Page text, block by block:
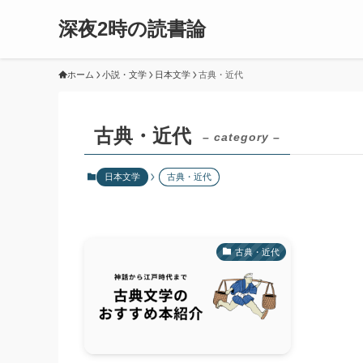
深夜2時の読書論
ホーム 小説・文学 日本文学 古典・近代
古典・近代 – category –
日本文学 古典・近代
古典・近代